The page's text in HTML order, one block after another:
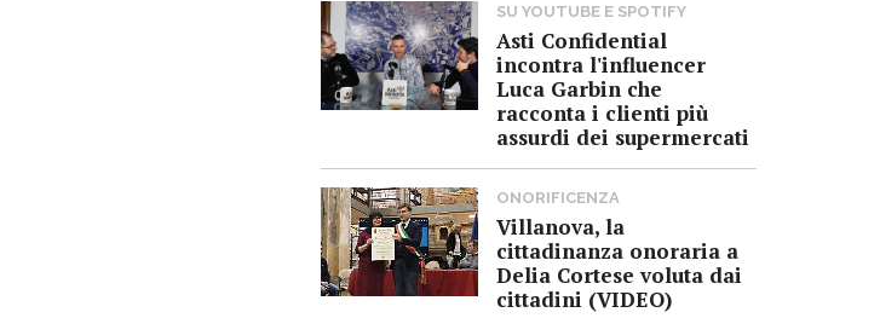
SU YOUTUBE E SPOTIFY
Asti Confidential
incontra l'influencer
Luca Garbin che
racconta i clienti più
assurdi dei supermercati
ONORIFICENZA
Villanova, la
cittadinanza onoraria a
Delia Cortese voluta dai
cittadini (VIDEO)